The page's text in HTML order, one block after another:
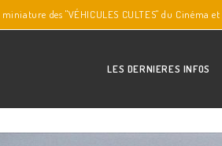
des "VÉHICULES CULTES" du Cinéma et
LES DERNIERES INFOS